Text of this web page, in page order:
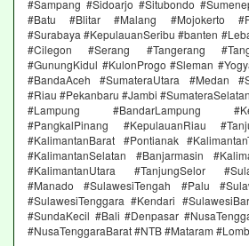
#Sampang #Sidoarjo #Situbondo
#Batu #Blitar #Malang #Mojokerto
#Surabaya #KepulauanSeribu #banten
#Cilegon #Serang #Tangerang
#GunungKidul #KulonProgo #Sleman
#BandaAceh #SumateraUtara #Medan
#Riau #Pekanbaru #Jambi
#Lampung #BandarLampung
#PangkalPinang #KepulauanRiau
#KalimantanBarat #Pontianak
#KalimantanSelatan #Banjarmasin
#KalimantanUtara #TanjungSelor
#Manado #SulawesiTengah #Palu
#SulawesiTenggara #Kendari
#SundaKecil #Bali #Denpasar
#NusaTenggaraBarat #NTB #Mataram